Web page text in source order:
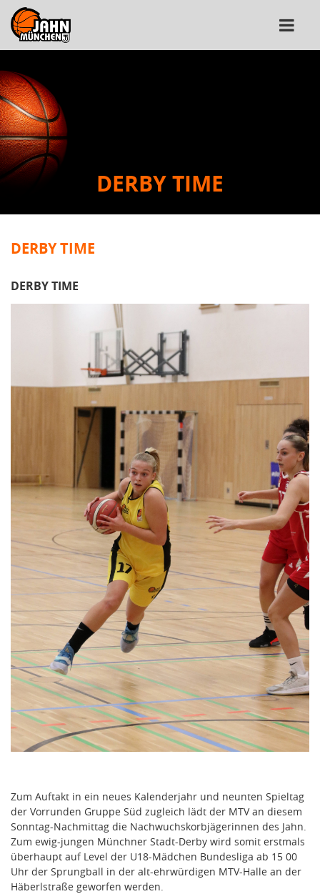
DERBY TIME
DERBY TIME
DERBY TIME
Zum Auftakt in ein neues Kalenderjahr und neunten Spieltag
der Vorrunden Gruppe Süd zugleich lädt der MTV an diesem
Sonntag-Nachmittag die Nachwuchskorbjägerinnen des Jahn.
Zum ewig-jungen Münchner Stadt-Derby wird somit erstmals
überhaupt auf Level der U18-Mädchen Bundesliga ab 15 00
Uhr der Sprungball in der alt-ehrwürdigen MTV-Halle an der
Häberlstraße geworfen werden.